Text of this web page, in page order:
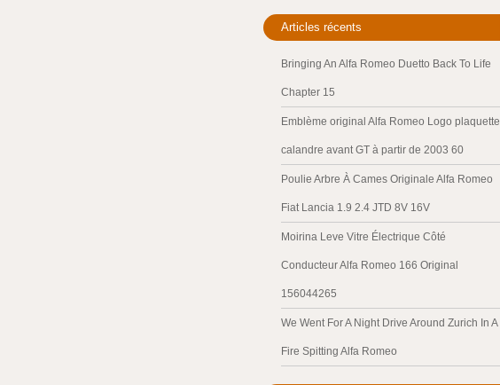
Articles récents
Bringing An Alfa Romeo Duetto Back To Life
Chapter 15
Emblème original Alfa Romeo Logo plaquette
calandre avant GT à partir de 2003 60
Poulie Arbre À Cames Originale Alfa Romeo
Fiat Lancia 1.9 2.4 JTD 8V 16V
Moirina Leve Vitre Électrique Côté
Conducteur Alfa Romeo 166 Original
156044265
We Went For A Night Drive Around Zurich In A
Fire Spitting Alfa Romeo